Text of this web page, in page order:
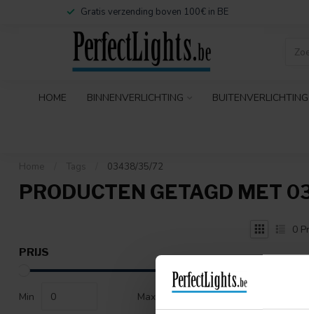
Gratis verzending boven 100€ in BE
HOME BINNENVERLICHTING BUITENVERLICHTING
Home Tags 03438/35/72
PRODUCTEN GETAGD MET
PRIJS
Min Max
0